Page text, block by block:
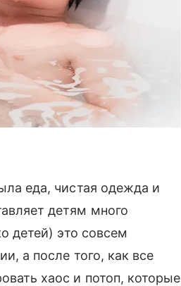
еда, чистая одежда и
детям много
детей) это совсем
а после того, как все
хаос и потоп, которые